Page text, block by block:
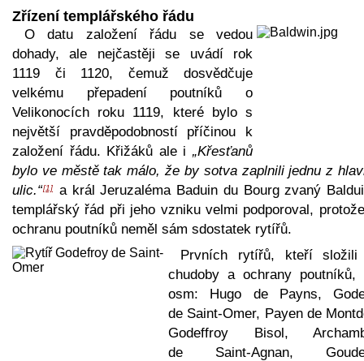
Zřízení templářského řádu
O datu založení řádu se vedou
dohady, ale nejčastěji se uvádí rok
1119 či 1120, čemuž dosvědčuje
velkému přepadení poutníků o
Velikonocích roku 1119, které bylo s
největší pravděpodobností příčinou k
založení řádu. Křižáků ale i „Křesťanů
bylo ve městě tak málo, že by sotva zaplnili jednu z
ulic.“[1]
a král Jeruzaléma Baduin du Bourg zvaný
templářský řád při jeho vzniku velmi podporoval,
ochranu poutníků neměl sám sdostatek rytířů.
Prvních rytířů, kteří složili
chudoby a ochrany poutníků,
osm: Hugo de Payns,
de Saint-Omer, Payen de
Godeffroy Bisol,
de Saint-Agnan,